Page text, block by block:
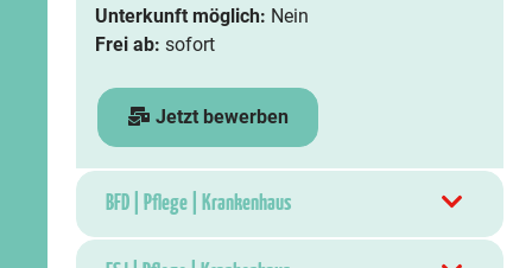
Unterkunft möglich: Nein
Frei ab: sofort
Jetzt bewerben
BFD | Pflege | Krankenhaus